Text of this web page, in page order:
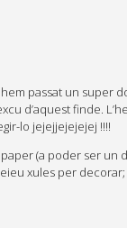
passat un super
d’aquest finde.
lo jejejjejejejej !!!!
(a poder ser un
xules per